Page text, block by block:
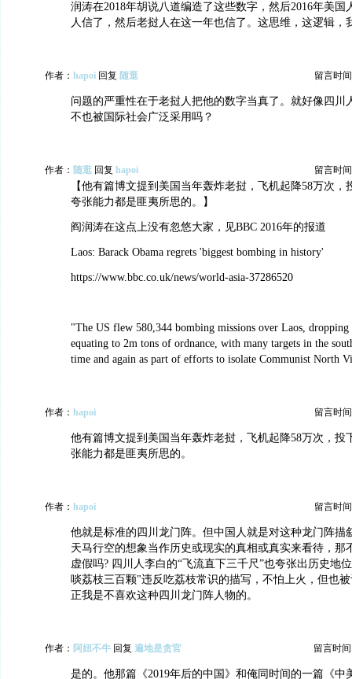
润涛在2018年胡说八道编造了这些数字，然后2016年美国
人信了，然后老挝人在这一年也信了。这思维，这逻辑，
作者： hapoi 回复 随逛 留言时
问题的严重性在于老挝人把他的数字当真了。就好像四川
不也被国际社会广泛采用吗？
作者： 随逛 回复 hapoi 留言时
【他有篇博文提到美国当年轰炸老挝，飞机起降58万次，
夸张能力都是匪夷所思的。】
阎润涛在这点上没有忽悠大家，见BBC 2016年的报道
Laos: Barack Obama regrets 'biggest bombing in history'
https://www.bbc.co.uk/news/world-asia-37286520
"The US flew 580,344 bombing missions over Laos, dropping
equating to 2m tons of ordnance, with many targets in the
time and again as part of efforts to isolate Communist North
作者： hapoi 留言时
他有篇博文提到美国当年轰炸老挝，飞机起降58万次，投
张能力都是匪夷所思的。
作者： hapoi 留言时
他就是标准的四川龙门阵。但中国人就是对这种龙门阵描
天马行空的想象当作历史或现实的真相或真实来看待，那
虚假吗? 四川人李白的“飞流直下三千尺”也夸张出历史地
啖荔枝三百颗"违反吃荔枝常识的描写，不怕上火，但也
正我是不喜欢这种四川龙门阵人物的。
作者： 阿妞不牛 回复 遍地是贪官 留言时间
是的。他那篇《2019年后的中国》和俺同时间的一篇《中